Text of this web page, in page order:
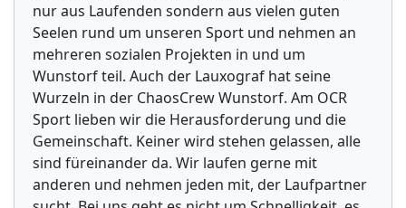
nur aus Laufenden sondern aus vielen guten
Seelen rund um unseren Sport und nehmen an
mehreren sozialen Projekten in und um
Wunstorf teil. Auch der Lauxograf hat seine
Wurzeln in der ChaosCrew Wunstorf. Am OCR
Sport lieben wir die Herausforderung und die
Gemeinschaft. Keiner wird stehen gelassen, alle
sind füreinander da. Wir laufen gerne mit
anderen und nehmen jeden mit, der Laufpartner